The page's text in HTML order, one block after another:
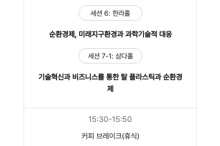
세션 6: 한라홀
순환경제, 미래지구환경과 과학기술적 대응
세션 7-1: 삼다홀
기술혁신과 비즈니스를 통한 탈 플라스틱과 순환경
제
15:30-15:50
커피 브레이크(휴식)